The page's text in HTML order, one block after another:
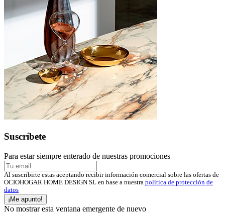
Suscríbete
Para estar siempre enterado de nuestras promociones
Al suscribirte estas aceptando recibir información comercial sobre las ofertas de
OCIOHOGAR HOME DESIGN SL en base a nuestra política de protección de
datos
¡Me apunto!
No mostrar esta ventana emergente de nuevo